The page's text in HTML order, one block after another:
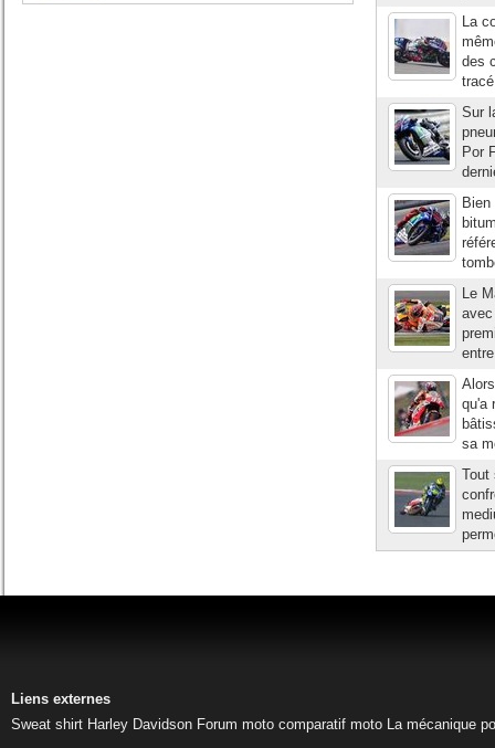
La
des
Sur
Por
Le
qu'a
sa
Tout
Liens externes
Sweat shirt Harley Davidson Forum moto comparatif moto La mécanique